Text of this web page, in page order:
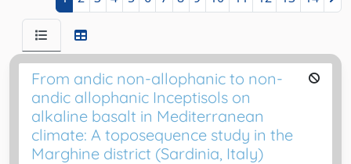
From andic non-allophanic to non-
andic allophanic Inceptisols on
alkaline basalt in Mediterranean
climate: A toposequence study in the
Marghine district (Sardinia, Italy)